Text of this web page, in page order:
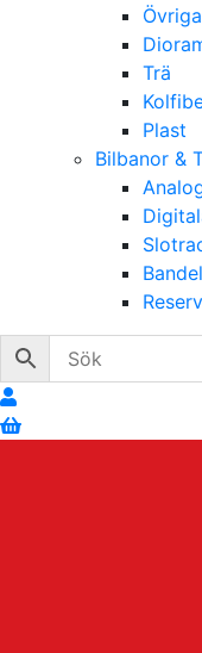
Trä
Plast
Bilbanor &